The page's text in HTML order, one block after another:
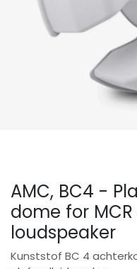
AMC, BC4 -
dome for
loudspeaker
Kunststof BC 4